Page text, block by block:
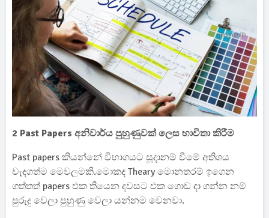
2 Past Papers අනිවාර්ය පුහුණුවක් ලෙස භාවිතා කිරීම
Past papers කියන්නේ විභාගයට සූදානම් වීමේ අතිශය
වැදගත්ම මෙවලමකි.මොකද Theary මොනතරම් ඉගෙන
ගත්තත් papers එක තියෙන දවසට එක ගොඩ දා ගන්න නම්
පුරුදු වෙලා පුහුණු වෙලා යන්නම වෙනවා.